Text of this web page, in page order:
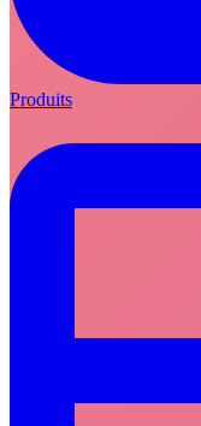
Produits